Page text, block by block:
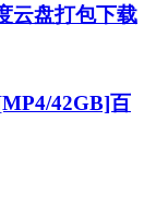
云盘打包下载
42GB]百